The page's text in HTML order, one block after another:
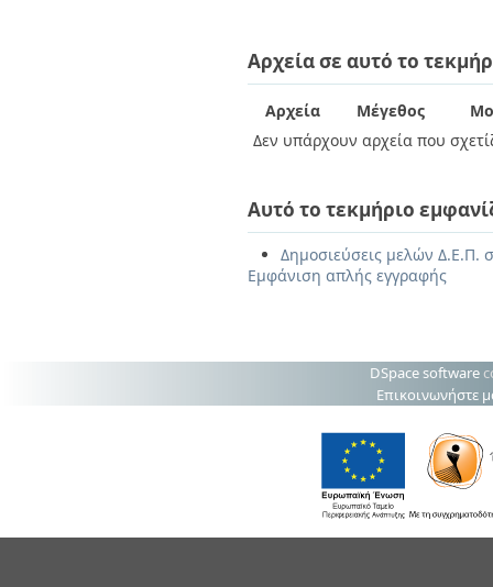
Αρχεία σε αυτό το
Αρχεία Μέγεθος
Δεν υπάρχουν αρχεία που
Αυτό το τεκμήριο
Δημοσιεύσεις μελών Δ.Ε.Π.
Εμφάνιση απλής εγγραφής
DSpace software
Επικοινωνήστε